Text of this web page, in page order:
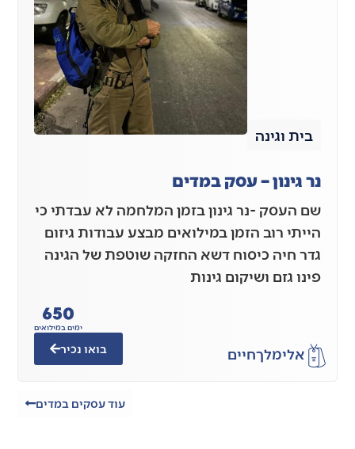
בית וגינה
נר גינון – עסק במדים
שם העסק -נר גינון בזמן המלחמה לא עבדתי כי
הייתי רוב הזמן במילואים מבצע עבודות גיזום
גדר חיה כיסוח דשא החזקה שוטפת של הגינה
פינו גזם ושיקום גינות
אלימלךחיים
ימים במילואים
650
בואו נכיר
עוד עסקים במדים